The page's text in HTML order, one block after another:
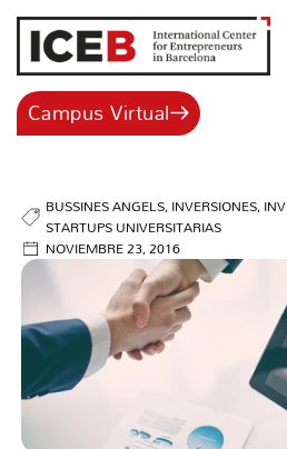
contenido
Campus Virtual
BUSSINES ANGELS,INVERSIONES,
STARTUPS UNIVERSITARIAS
NOVIEMBRE 23, 2016